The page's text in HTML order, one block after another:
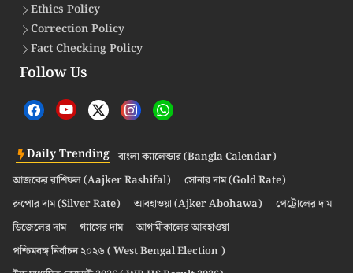
Ethics Policy
Correction Policy
Fact Checking Policy
Follow Us
Daily Trending বাংলা ক্যালেন্ডার (Bangla Calendar)
আজকের রাশিফল (Aajker Rashifal)
সোনার দাম (Gold Rate)
রুপোর দাম (Silver Rate)
আবহাওয়া (Ajker Abohawa)
পেট্রোলের দাম
ডিজেলের দাম
গ্যাসের দাম
আগামীকালের আবহাওয়া
পশ্চিমবঙ্গ নির্বাচন ২০২৬ ( West Bengal Election )